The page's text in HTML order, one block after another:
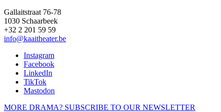
Gallaitstraat 76-78
1030 Schaarbeek
+32 2 201 59 59
info@kaaitheater.be
Instagram
Facebook
LinkedIn
TikTok
Mastodon
MORE DRAMA? SUBSCRIBE TO OUR NEWSLETTER